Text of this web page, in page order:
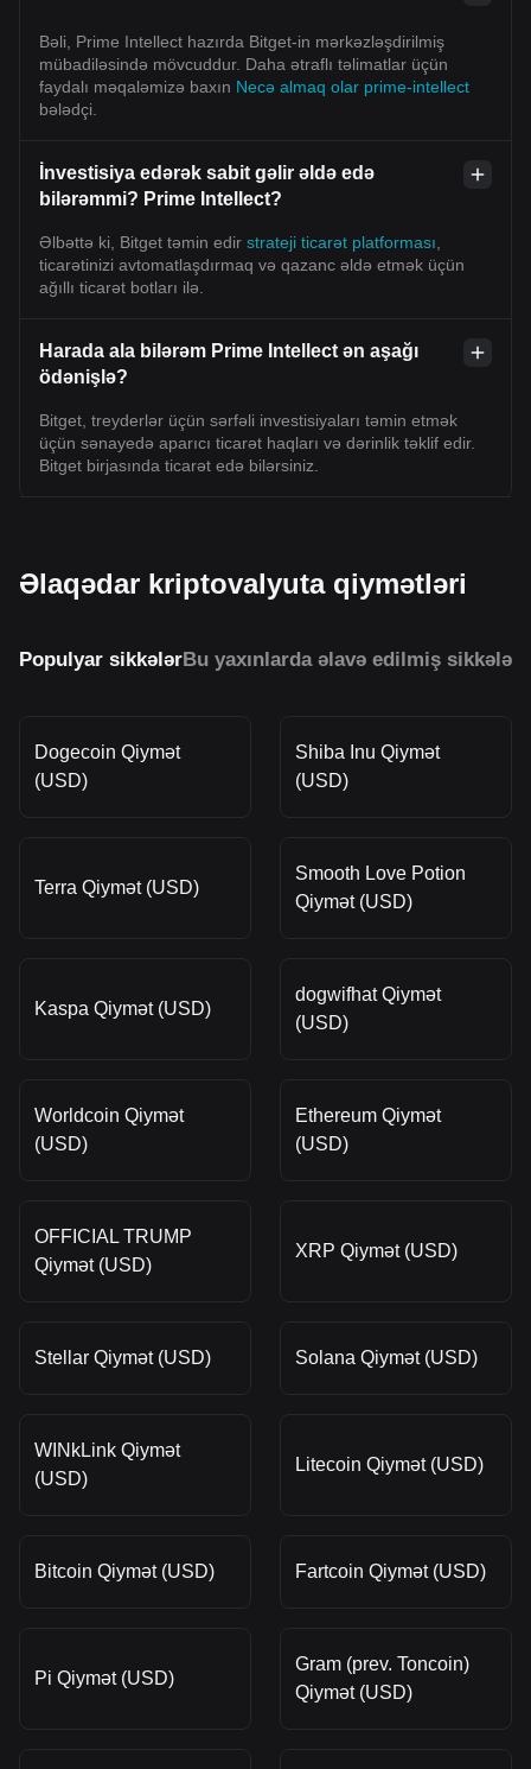
Bəli, Prime Intellect hazırda Bitget-in mərkəzləşdirilmiş
mübadiləsində mövcuddur. Daha ətraflı təlimatlar üçün
faydalı məqaləmizə baxın Necə almaq olar prime-intellect
bələdçi.
İnvestisiya edərək sabit gəlir əldə edə
bilərəmmi? Prime Intellect?
Əlbəttə ki, Bitget təmin edir strateji ticarət platforması
ticarətinizi avtomatlaşdırmaq və qazanc əldə etmək üçün
ağıllı ticarət botları ilə.
Harada ala bilərəm Prime Intellect ən aşağı
ödənişlə?
Bitget, treyderlər üçün sərfəli investisiyaları təmin etmək
üçün sənayedə aparıcı ticarət haqları və dərinlik təklif edir.
Bitget birjasında ticarət edə bilərsiniz.
Əlaqədar kriptovalyuta qiymətləri
Populyar sikkələrBu yaxınlarda əlavə edilmiş sikkələr
Dogecoin Qiymət
(USD)
Shiba Inu Qiymət
(USD)
Terra Qiymət (USD)
Smooth Love Potion
Qiymət (USD)
Kaspa Qiymət (USD)
dogwifhat Qiymət
(USD)
Worldcoin Qiymət
(USD)
Ethereum Qiymət
(USD)
OFFICIAL TRUMP
Qiymət (USD)
XRP Qiymət (USD)
Stellar Qiymət (USD) Solana Qiymət (USD)
WINkLink Qiymət
(USD)
Litecoin Qiymət (USD)
Bitcoin Qiymət (USD) Fartcoin Qiymət (USD)
Pi Qiymət (USD)
Gram (prev. Toncoin)
Qiymət (USD)